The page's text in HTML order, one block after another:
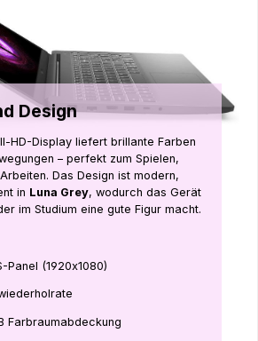
Design
HD-Display liefert brillante Farben
– perfekt zum Spielen,
Das Design ist modern,
in Luna Grey, wodurch das Gerät
im Studium eine gute Figur macht.
Panel (1920x1080)
Farbraumabdeckung